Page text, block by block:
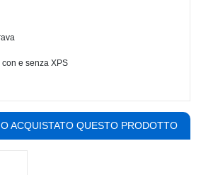
e senza XPS
ACQUISTATO QUESTO PRODOTTO